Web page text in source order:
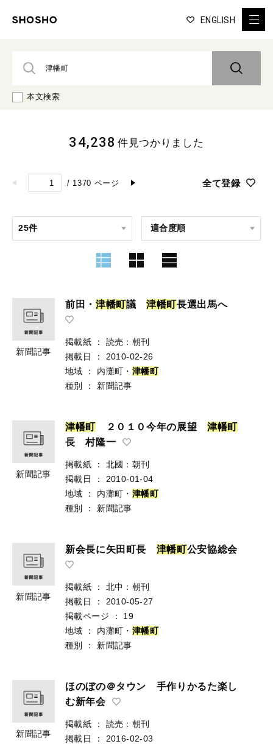
ENGLISH
本文検索
/ 1370 ページ 全て登録
34,238 件見つかりました
新聞記事
前田・ 津幡町議津幡町長選出馬へ
掲載紙 ：
読売：朝刊
掲載日
：
2010-02-26
地域
： 内灘町・ 津幡町
種別
： 新聞記事
新聞記事
津幡町２０１０今年の展望 津幡町
長 村隆一
掲載紙 ：
北國：朝刊
掲載日
：
2010-01-04
地域
： 内灘町・ 津幡町
種別
： 新聞記事
新聞記事
新会長に矢田町長 津幡町公安協総会
掲載紙 ：
北中：朝刊
掲載日
：
2010-05-27
掲載ページ
：
19
地域
： 内灘町・ 津幡町
種別
： 新聞記事
新聞記事
ほのぼの＠タウン 手作りかるた楽し
む新年会
掲載紙 ：
読売：朝刊
掲載日
：
2016-02-03